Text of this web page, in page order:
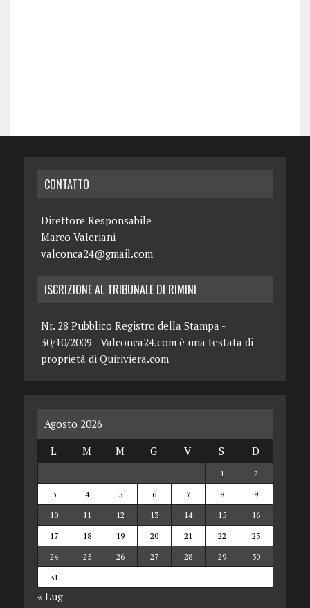
CONTATTO
Direttore Responsabile
Marco Valeriani
valconca24@gmail.com
ISCRIZIONE AL TRIBUNALE DI RIMINI
Nr. 28 Pubblico Registro della Stampa -
30/10/2009 - Valconca24.com è una testata di
proprietà di Quiriviera.com
Agosto 2026
L
M M G V S D
1
2
3
4 5 6 7 8
9
10
11 12 13 14 15
16
17
18 19 20 21 22
23
24
25 26 27 28 29
30
31
« Lug